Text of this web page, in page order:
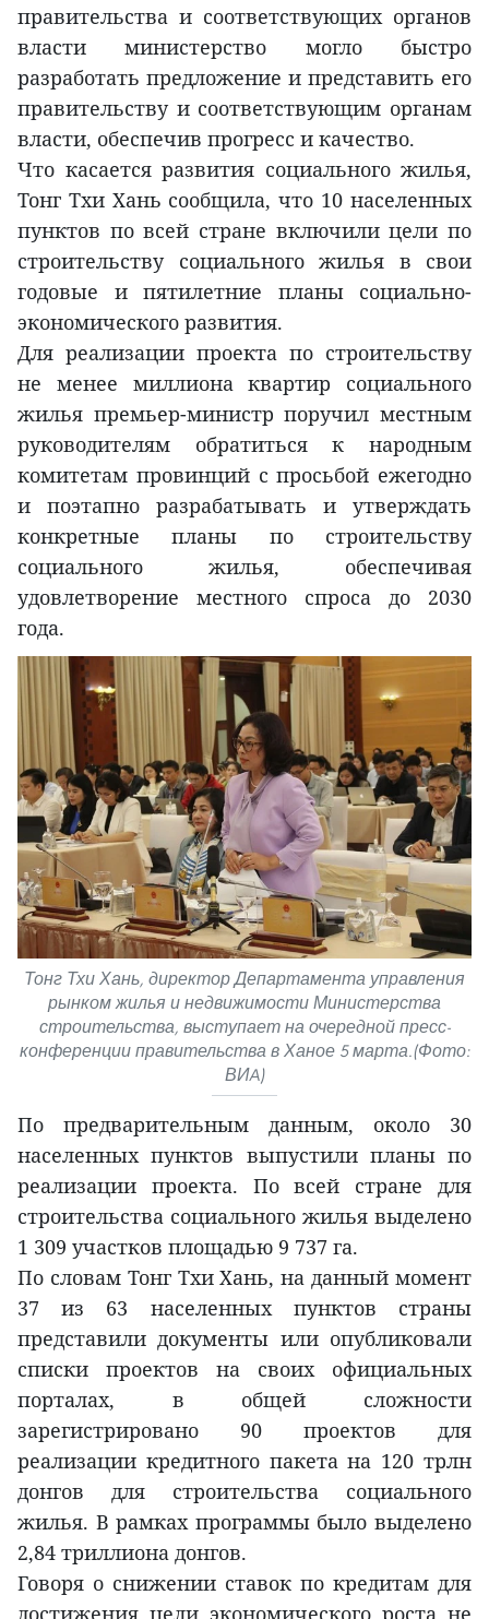
правительства и соответствующих органов
власти министерство могло быстро
разработать предложение и представить его
правительству и соответствующим органам
власти, обеспечив прогресс и качество.
Что касается развития социального жилья,
Тонг Тхи Хань сообщила, что 10 населенных
пунктов по всей стране включили цели по
строительству социального жилья в свои
годовые и пятилетние планы социально-
экономического развития.
Для реализации проекта по строительству
не менее миллиона квартир социального
жилья премьер-министр поручил местным
руководителям обратиться к народным
комитетам провинций с просьбой ежегодно
и поэтапно разрабатывать и утверждать
конкретные планы по строительству
социального жилья, обеспечивая
удовлетворение местного спроса до 2030
года.
Тонг Тхи Хань, директор Департамента управления
рынком жилья и недвижимости Министерства
строительства, выступает на очередной пресс-
конференции правительства в Ханое 5 марта.(Фото:
ВИA)
По предварительным данным, около 30
населенных пунктов выпустили планы по
реализации проекта. По всей стране для
строительства социального жилья выделено
1 309 участков площадью 9 737 га.
По словам Тонг Тхи Хань, на данный момент
37 из 63 населенных пунктов страны
представили документы или опубликовали
списки проектов на своих официальных
порталах, в общей сложности
зарегистрировано 90 проектов для
реализации кредитного пакета на 120 трлн
донгов для строительства социального
жилья. В рамках программы было выделено
2,84 триллиона донгов.
Говоря о снижении ставок по кредитам для
достижения цели экономического роста не